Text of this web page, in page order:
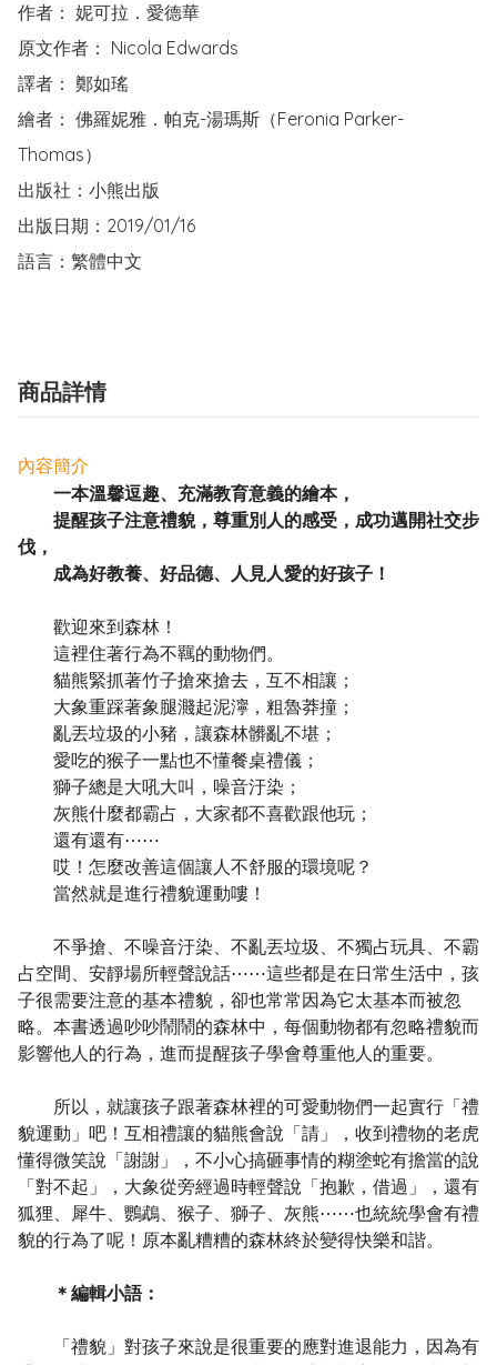
作者： 妮可拉．愛德華
原文作者： Nicola Edwards
譯者： 鄭如瑤
繪者： 佛羅妮雅．帕克-湯瑪斯（Feronia Parker-
Thomas）
出版社：小熊出版
出版日期：2019/01/16
語言：繁體中文
商品詳情
內容簡介
一本溫馨逗趣、充滿教育意義的繪本，
提醒孩子注意禮貌，尊重別人的感受，成功邁開社交步
伐，
成為好教養、好品德、人見人愛的好孩子！
歡迎來到森林！
這裡住著行為不羈的動物們。
貓熊緊抓著竹子搶來搶去，互不相讓；
大象重踩著象腿濺起泥濘，粗魯莽撞；
亂丟垃圾的小豬，讓森林髒亂不堪；
愛吃的猴子一點也不懂餐桌禮儀；
獅子總是大吼大叫，噪音汙染；
灰熊什麼都霸占，大家都不喜歡跟他玩；
還有還有⋯⋯
哎！怎麼改善這個讓人不舒服的環境呢？
當然就是進行禮貌運動嘍！
不爭搶、不噪音汙染、不亂丟垃圾、不獨占玩具、不霸
占空間、安靜場所輕聲說話⋯⋯這些都是在日常生活中，孩
子很需要注意的基本禮貌，卻也常常因為它太基本而被忽
略。本書透過吵吵鬧鬧的森林中，每個動物都有忽略禮貌而
影響他人的行為，進而提醒孩子學會尊重他人的重要。
所以，就讓孩子跟著森林裡的可愛動物們一起實行「禮
貌運動」吧！互相禮讓的貓熊會說「請」，收到禮物的老虎
懂得微笑說「謝謝」，不小心搞砸事情的糊塗蛇有擔當的說
「對不起」，大象從旁經過時輕聲說「抱歉，借過」，還有
狐狸、犀牛、鸚鵡、猴子、獅子、灰熊⋯⋯也統統學會有禮
貌的行為了呢！原本亂糟糟的森林終於變得快樂和諧。
＊編輯小語：
「禮貌」對孩子來說是很重要的應對進退能力，因為有